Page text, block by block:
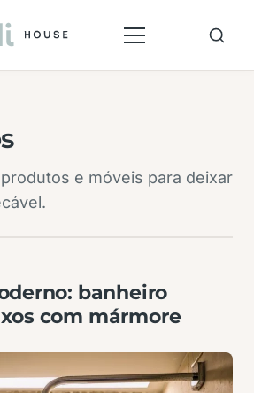
e móveis para deixar
banheiro
com mármore